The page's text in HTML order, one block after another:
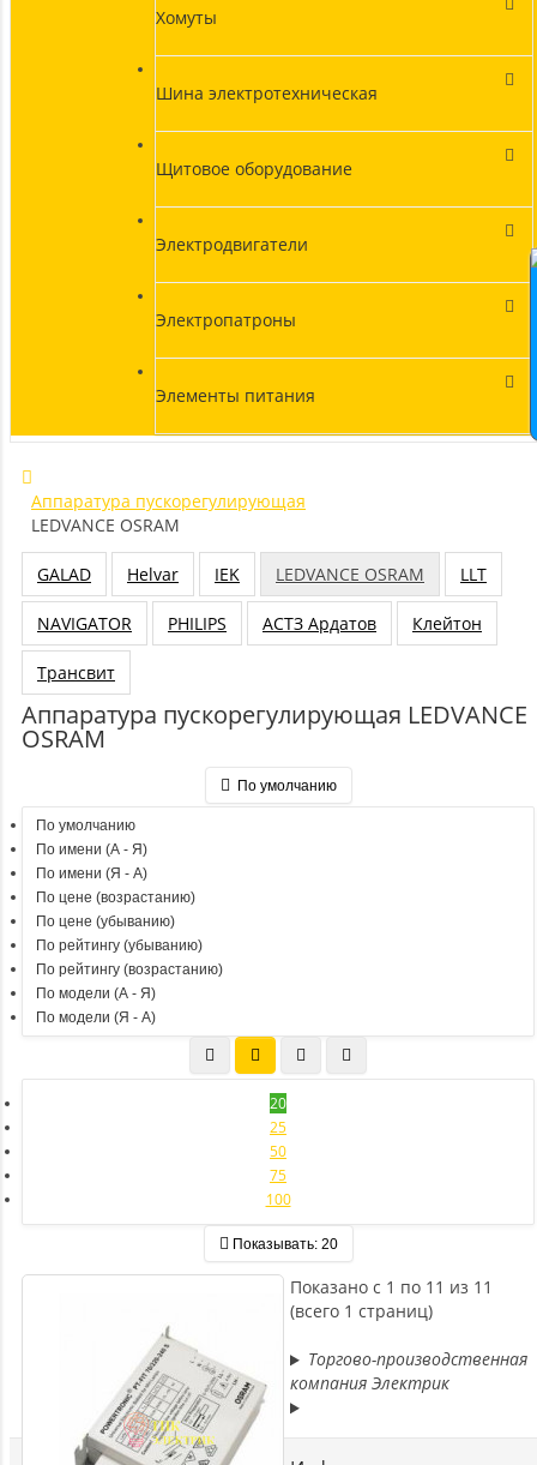
Хомуты
Шина электротехническая
Щитовое оборудование
Электродвигатели
Электропатроны
Элементы питания
Аппаратура пускорегулирующая
LEDVANCE OSRAM
GALAD Helvar IEK LEDVANCE OSRAM LLT
NAVIGATOR PHILIPS АСТЗ Ардатов Клейтон
Трансвит
Аппаратура пускорегулирующая LEDVANCE
OSRAM
По умолчанию
По умолчанию
По имени (A - Я)
По имени (Я - A)
По цене (возрастанию)
По цене (убыванию)
По рейтингу (убыванию)
По рейтингу (возрастанию)
По модели (A - Я)
По модели (Я - A)
20
25
50
75
100
Показывать: 20
Показано с 1 по 11 из 11
(всего 1 страниц)
Торгово-производственная
компания Электрик